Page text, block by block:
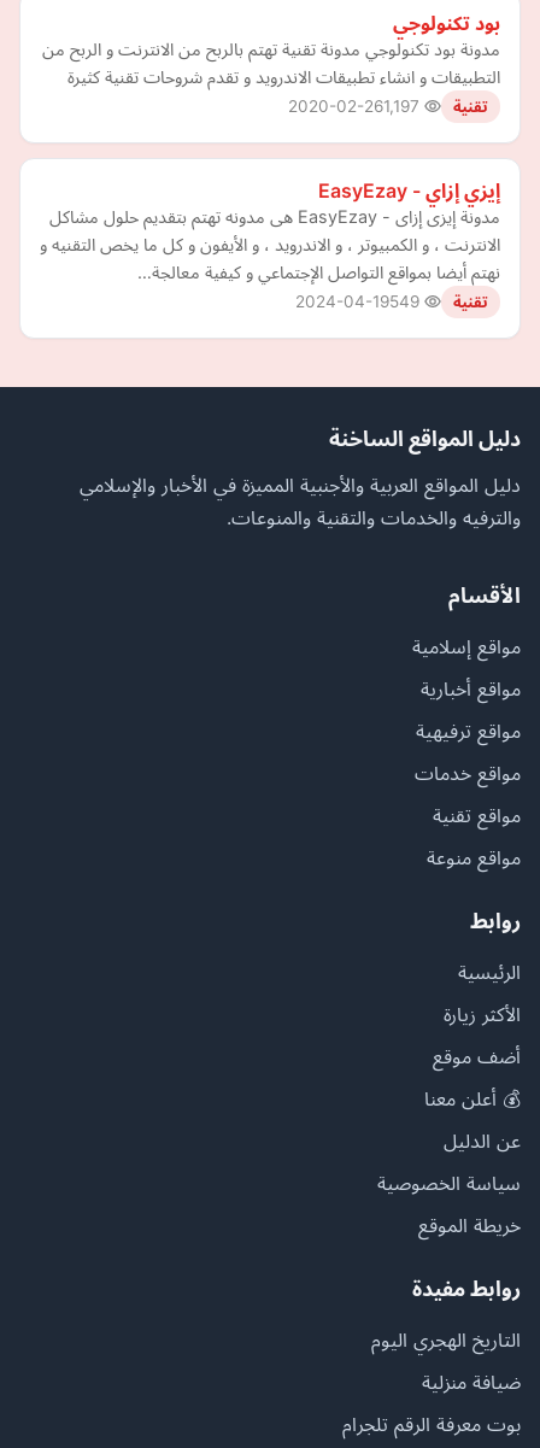
بود تكنولوجي
مدونة بود تكنولوجي مدونة تقنية تهتم بالربح من الانترنت و الربح من
التطبيقات و انشاء تطبيقات الاندرويد و تقدم شروحات تقنية كثيرة
تقنية 2020-02-26
إيزي إزاي - EasyEzay
مدونة إيزى إزاى - EasyEzay هى مدونه تهتم بتقديم حلول مشاكل
الانترنت ، و الكمبيوتر ، و الاندرويد ، و الأيفون و كل ما يخص التقنيه و
نهتم أيضا بمواقع التواصل الإجتماعي و كيفية معالجة…
تقنية 2024-04-19
دليل المواقع الساخنة
دليل المواقع العربية والأجنبية المميزة في الأخبار والإسلامي
والترفيه والخدمات والتقنية والمنوعات.
الأقسام
مواقع إسلامية
مواقع أخبارية
مواقع ترفيهية
مواقع خدمات
مواقع تقنية
مواقع منوعة
روابط
الرئيسية
الأكثر زيارة
أضف موقع
💰 أعلن معنا
عن الدليل
سياسة الخصوصية
خريطة الموقع
روابط مفيدة
التاريخ الهجري اليوم
ضيافة منزلية
بوت معرفة الرقم تلجرام